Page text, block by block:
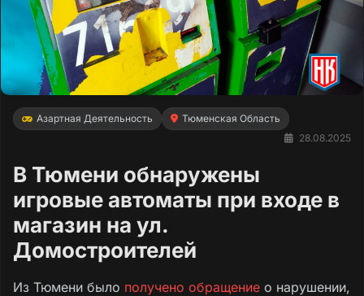
Азартная Деятельность
Тюменская Область
28.08.2025
В Тюмени обнаружены
игровые автоматы при входе в
магазин на ул.
Домостроителей
Из Тюмени было получено обращение о нарушении,